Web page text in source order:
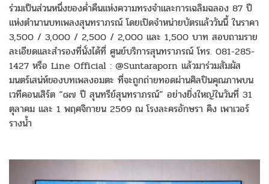
ร่วมเป็นส่วนหนึ่งของค่ำคืนแห่งความทรงจำและการเฉลิมฉลอง 87 ปี
แห่งตำนานบทเพลงสุนทราภรณ์ โดยเปิดจำหน่ายบัตรแล้ววันนี้ ในราคา
3,500 / 3,000 / 2,500 / 2,000 และ 1,500 บาท สอบถามราย
ละเอียดและสำรองที่นั่งได้ที่ ศูนย์บริการสุนทราภรณ์ โทร. 081-285-
1427 หรือ Line Official : @Suntaraporn แล้วมาร่วมสัมผัส
มนตร์เสน่ห์ของบทเพลงอมตะ ที่จะถูกถ่ายทอดผ่านศิลปินคุณภาพบน
เวทีคอนเสิร์ต “๘๗ ปี สุนทรีย์สุนทราภรณ์” อย่างยิ่งใหญ่ในวันที่ 31
ตุลาคม และ 1 พฤศจิกายน 2569 ณ โรงละครอักษรา คิง เพาเวอร์
รางน้ำ